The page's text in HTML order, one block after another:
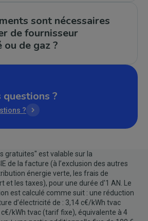
sont nécessaires
de fournisseur
de gaz ?
questions ?
?
gratuites" est valable sur la
de la facture (à l’exclusion des autres
énergie verte, les frais de
et les taxes), pour une durée d'1 AN. Le
est calculé comme suit : une réduction
d’électricité de : 3,14 c€/kWh tvac
kWh tvac (tarif fixe), équivalente à 4